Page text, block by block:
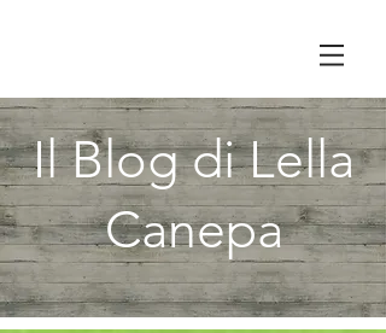
Il Blog di Lella
Canepa